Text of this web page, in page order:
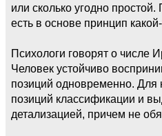
или сколько угодно
есть в основе принцип
Психологи говорят о числе
Человек устойчиво
позиций одновременно. Для
позиций классификации и
детализацией, причем не